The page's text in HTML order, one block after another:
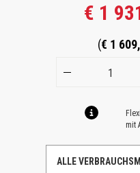
€ 1
(€ 1
mit
ALLE